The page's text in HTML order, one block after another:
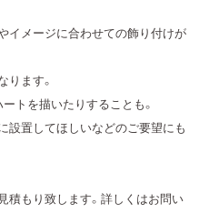
イメージに合わせての飾り付けが
ります。
トを描いたりすることも。
設置してほしいなどのご要望にも
積もり致します。詳しくはお問い